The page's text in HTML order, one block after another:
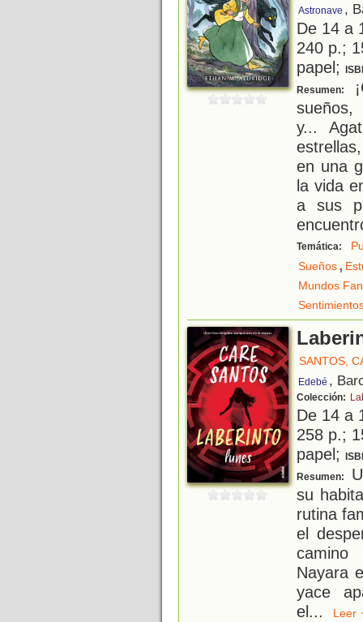
Astronave ,
De 14 a
240 p.;
papel;
Resumen:
sueños,
y...
en una
la vida
a sus
Temática:
Sueños,
Mundos
SANTOS,
Edebé ,
Colección:
De 14 a
258 p.;
papel;
Resumen:
su
rutina
el
camino
Nayara
yace
el...